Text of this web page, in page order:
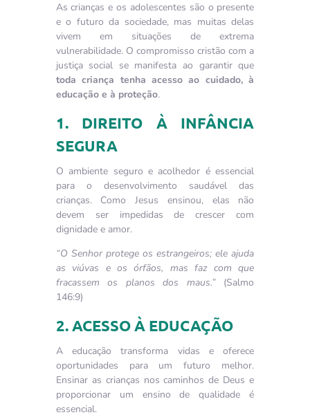
As crianças e os adolescentes são o presente
e o futuro da sociedade, mas muitas delas
vivem em situações de extrema
vulnerabilidade. O compromisso cristão com a
justiça social se manifesta ao garantir que
toda criança tenha acesso ao cuidado, à
educação e à proteção.
1. DIREITO À INFÂNCIA
SEGURA
O ambiente seguro e acolhedor é essencial
para o desenvolvimento saudável das
crianças. Como Jesus ensinou, elas não
devem ser impedidas de crescer com
dignidade e amor.
“O Senhor protege os estrangeiros; ele ajuda
as viúvas e os órfãos, mas faz com que
fracassem os planos dos maus.”(Salmo
146:9)
2. ACESSO À EDUCAÇÃO
A educação transforma vidas e oferece
oportunidades para um futuro melhor.
Ensinar as crianças nos caminhos de Deus e
proporcionar um ensino de qualidade é
essencial.